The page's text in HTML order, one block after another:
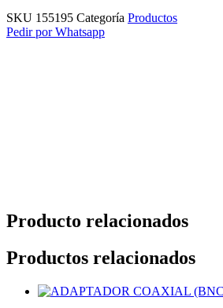
SKU 155195 Categoría Productos
Pedir por Whatsapp
Producto relacionados
Productos relacionados